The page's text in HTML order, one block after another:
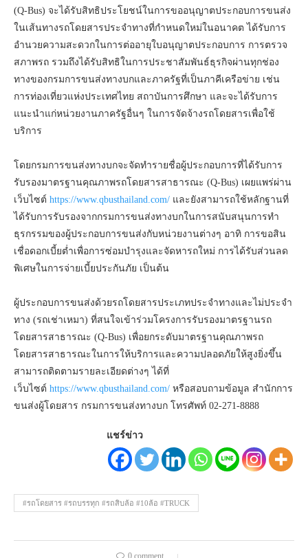
(Q-Bus) จะได้รับสิทธิประโยชน์ในการขออนุญาตประกอบการขนส่ง
ในเส้นทางรถโดยสารประจำทางที่กำหนดใหม่ในอนาคต ได้รับการ
อำนวยความสะดวกในการต่ออายุใบอนุญาตประกอบการ การตรวจ
สภาพรถ รวมถึงได้รับสิทธิในการประชาสัมพันธ์ธุรกิจผ่านทุกช่อง
ทางของกรมการขนส่งทางบกและภาครัฐที่เป็นภาคีเครือข่าย เช่น
การท่องเที่ยวแห่งประเทศไทย สถาบันการศึกษา และจะได้รับการ
แนะนำแก่หน่วยงานภาครัฐอื่นๆ ในการจัดจ้างรถโดยสารเพื่อใช้
บริการ
โดยกรมการขนส่งทางบกจะจัดทำรายชื่อผู้ประกอบการที่ได้รับการ
รับรองมาตรฐานคุณภาพรถโดยสารสาธารณะ (Q-Bus) เผยแพร่ผ่าน
เว็บไซต์ https://www.qbusthailand.com/ และยังสามารถใช้หลักฐานที่
ได้รับการรับรองจากกรมการขนส่งทางบกในการสนับสนุนการทำ
ธุรกรรมของผู้ประกอบการขนส่งกับหน่วยงานต่างๆ อาทิ การขอสิน
เชื่อดอกเบี้ยต่ำเพื่อการซ่อมบำรุงและจัดหารถใหม่ การได้รับส่วนลด
พิเศษในการจ่ายเบี้ยประกันภัย เป็นต้น
ผู้ประกอบการขนส่งด้วยรถโดยสารประเภทประจำทางและไม่ประจำ
ทาง (รถเช่าเหมา) ที่สนใจเข้าร่วมโครงการรับรองมาตรฐานรถ
โดยสารสาธารณะ (Q-Bus) เพื่อยกระดับมาตรฐานคุณภาพรถ
โดยสารสาธารณะในการให้บริการและความปลอดภัยให้สูงยิ่งขึ้น
สามารถติดตามรายละเอียดต่างๆ ได้ที่
เว็บไซต์ https://www.qbusthailand.com/ หรือสอบถามข้อมูล สำนักการ
ขนส่งผู้โดยสาร กรมการขนส่งทางบก โทรศัพท์ 02-271-8888
แชร์ข่าว
#รถโดยสาร #รถบรรทุก #รถสิบล้อ #10ล้อ #TRUCK